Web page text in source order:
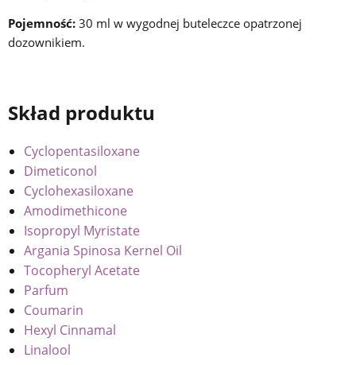
Pojemność: 30 ml w wygodnej buteleczce opatrzonej
dozownikiem.
Skład produktu
Cyclopentasiloxane
Dimeticonol
Cyclohexasiloxane
Amodimethicone
Isopropyl Myristate
Argania Spinosa Kernel Oil
Tocopheryl Acetate
Parfum
Coumarin
Hexyl Cinnamal
Linalool